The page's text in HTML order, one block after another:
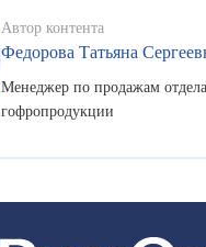
Автор контента
Федорова Татьяна
Менеджер по продажам
гофропродукции